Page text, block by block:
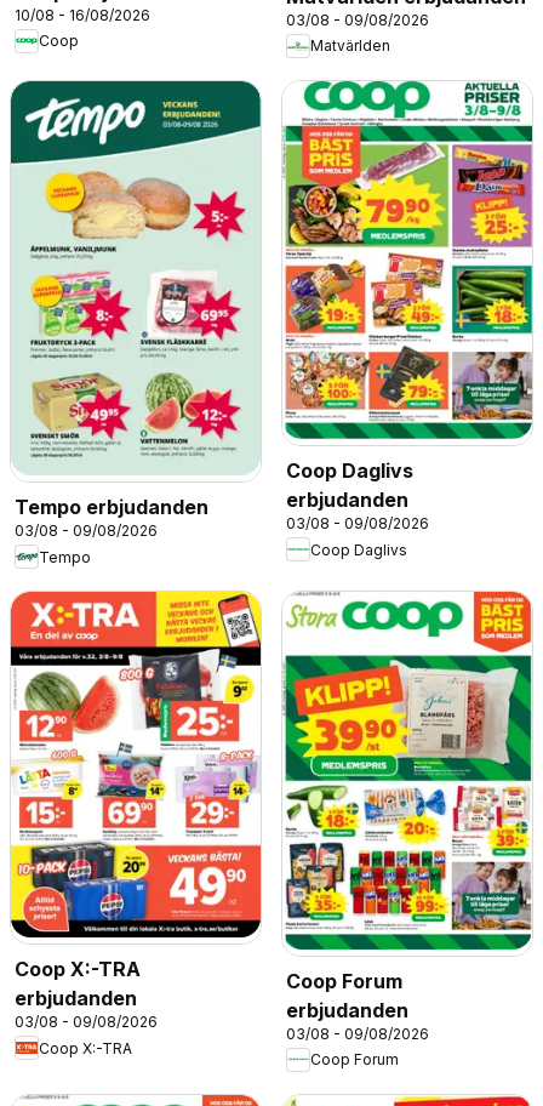
10/08 - 16/08/2026
Coop
03/08 - 09/08/2026
Matvärlden
Tempo erbjudanden
03/08 - 09/08/2026
Tempo
Coop Daglivs
erbjudanden
03/08 - 09/08/2026
Coop Daglivs
Coop X:-TRA
erbjudanden
03/08 - 09/08/2026
Coop X:-TRA
Coop Forum
erbjudanden
03/08 - 09/08/2026
Coop Forum